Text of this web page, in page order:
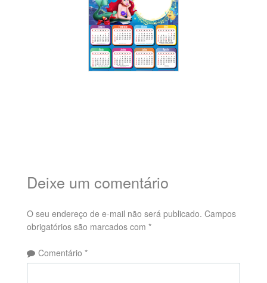
Deixe um comentário
O seu endereço de e-mail não será publicado. Campos
obrigatórios são marcados com *
Comentário *